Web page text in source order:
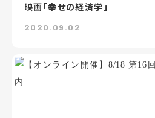
映画「幸せの経済学」
2020.09.02